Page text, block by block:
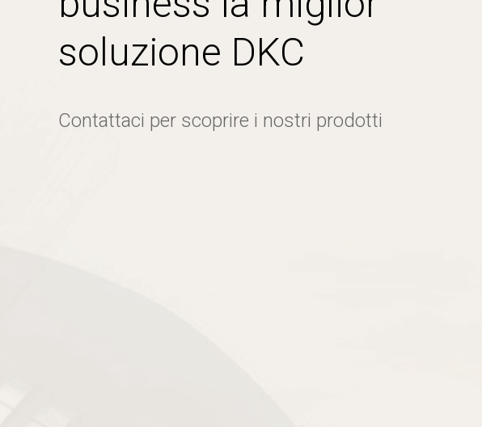
soluzione DKC
Contattaci per scoprire i nostri prodotti